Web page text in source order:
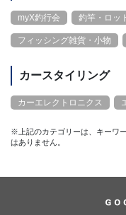
myX釣行会 釣竿・ロッ
フィッシング雑貨・小物
カースタイリング
カーエレクトロニクス
※上記のカテゴリーは、キーワ
はありません。